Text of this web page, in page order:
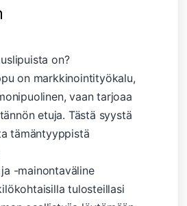
on?
on markkinointityökalu,
vaan tarjoaa
etuja. Tästä syystä
tämäntyyppistä
-mainontaväline
tulosteillasi